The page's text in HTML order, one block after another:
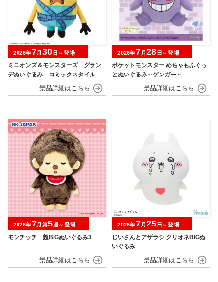
ミニオンズ＆モンスターズ グラン
デぬいぐるみ コミックスタイル
2026年7月 30 日～登場
ポケットモンスター めちゃもふぐっ
とぬいぐるみ～ゲンガー～
2026年7月 28 日～登場
モンチッチ 超BIGぬいぐるみ3
2026年7月第5週～登場
じいさんとアザラシ クリオネBIGぬ
いぐるみ
2026年7月 25 日～登場